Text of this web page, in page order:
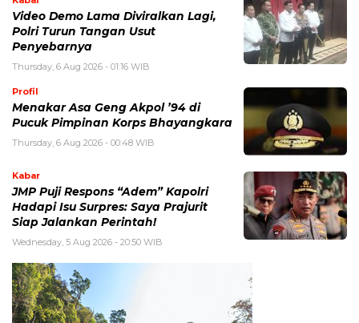
Video Demo Lama Diviralkan Lagi,
Polri Turun Tangan Usut
Penyebarnya
Thursday, 6 Aug 2026 - 01:16 WIB
Profil
Menakar Asa Geng Akpol ’94 di
Pucuk Pimpinan Korps Bhayangkara
Thursday, 6 Aug 2026 - 00:48 WIB
Kabar
JMP Puji Respons “Adem” Kapolri
Hadapi Isu Surpres: Saya Prajurit
Siap Jalankan Perintah!
Wednesday, 5 Aug 2026 - 20:50 WIB